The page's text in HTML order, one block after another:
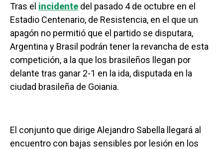
Tras el incidente del pasado 4 de octubre en el
Estadio Centenario, de Resistencia, en el que un
apagón no permitió que el partido se disputara,
Argentina y Brasil podrán tener la revancha de esta
competición, a la que los brasileños llegan por
delante tras ganar 2-1 en la ida, disputada en la
ciudad brasileña de Goiania.
El conjunto que dirige Alejandro Sabella llegará al
encuentro con bajas sensibles por lesión en los